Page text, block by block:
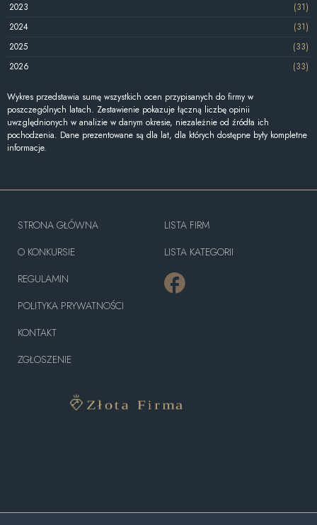
2023
(31)
2024
(31)
2025
(33)
2026
(33)
Wykres przedstawia sumę wszystkich ocen przypisanych do firmy w
poszczególnych latach. Zestawienie pokazuje łączną liczbę opinii
uwzględnionych w analizie w danym okresie, niezależnie od źródła ich
pochodzenia. Dane prezentowane są dla lat, dla których dostępne były kompletne
informacje.
STRONA GŁÓWNA
O KONKURSIE
REGULAMIN
POLITYKA PRYWATNOŚCI
KONTAKT
ZGŁOSZENIE
LISTA FIRM
LISTA KATEGORII